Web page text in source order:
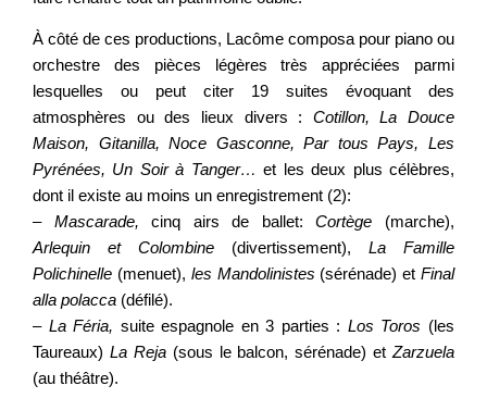
À côté de ces productions, Lacôme composa pour piano ou
orchestre des pièces légères très appréciées parmi
lesquelles ou peut citer 19 suites évoquant des
atmosphères ou des lieux divers : Cotillon, La Douce
Maison, Gitanilla, Noce Gasconne, Par tous Pays, Les
Pyrénées, Un Soir à Tanger… et les deux plus célèbres,
dont il existe au moins un enregistrement (2):
– Mascarade,cinq airs de ballet:Cortège (marche),
Arlequin et Colombine (divertissement), La Famille
Polichinelle (menuet), les Mandolinistes (sérénade) etFinal
alla polacca (défilé).
– La Féria, suite espagnole en 3 parties : Los Toros (les
Taureaux) La Reja(sous le balcon, sérénade) et Zarzuela
(au théâtre).